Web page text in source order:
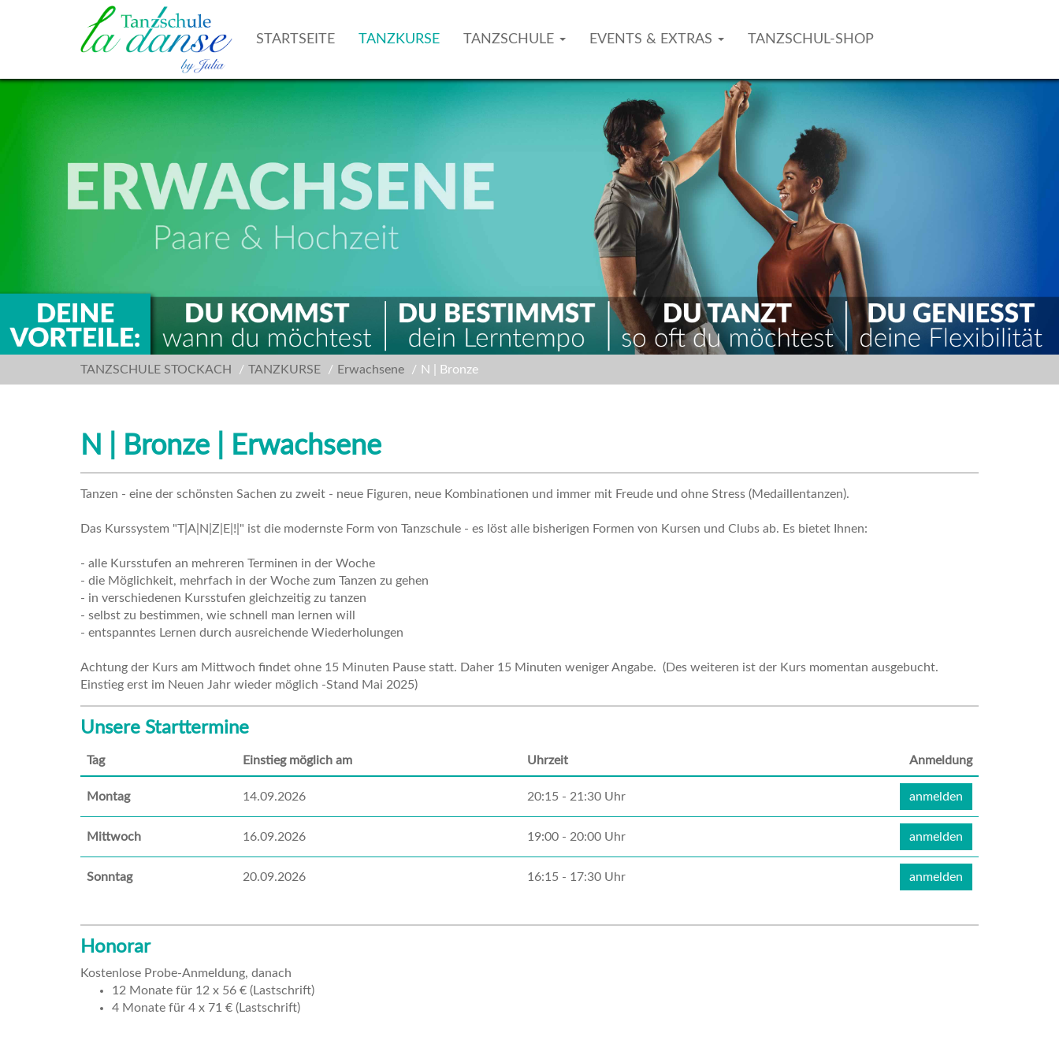
STARTSEITE TANZKURSE TANZSCHULE EVENTS & EXTRAS TANZSCHUL-SHOP
TANZSCHULE STOCKACH TANZKURSE Erwachsene N | Bronze
N | Bronze | Erwachsene
Tanzen - eine der schönsten Sachen zu zweit - neue Figuren, neue Kombinationen und immer mit Freude und ohne Stress (Medaillentanzen).
Das Kurssystem "T|A|N|Z|E|!|" ist die modernste Form von Tanzschule - es löst alle bisherigen Formen von Kursen und Clubs ab. Es bietet Ihnen:
- alle Kursstufen an mehreren Terminen in der Woche
- die Möglichkeit, mehrfach in der Woche zum Tanzen zu gehen
- in verschiedenen Kursstufen gleichzeitig zu tanzen
- selbst zu bestimmen, wie schnell man lernen will
- entspanntes Lernen durch ausreichende Wiederholungen
Achtung der Kurs am Mittwoch findet ohne 15 Minuten Pause statt. Daher 15 Minuten weniger Angabe. (Des weiteren ist der Kurs momentan ausgebucht.
Einstieg erst im Neuen Jahr wieder möglich -Stand Mai 2025)
Unsere Starttermine
Tag Einstieg möglich am Uhrzeit Anmeldung
Montag 14.09.2026 20:15 - 21:30 Uhr anmelden
Mittwoch 16.09.2026 19:00 - 20:00 Uhr anmelden
Sonntag 20.09.2026 16:15 - 17:30 Uhr anmelden
Honorar
Kostenlose Probe-Anmeldung, danach
12 Monate für 12 x 56 € (Lastschrift)
4 Monate für 4 x 71 € (Lastschrift)